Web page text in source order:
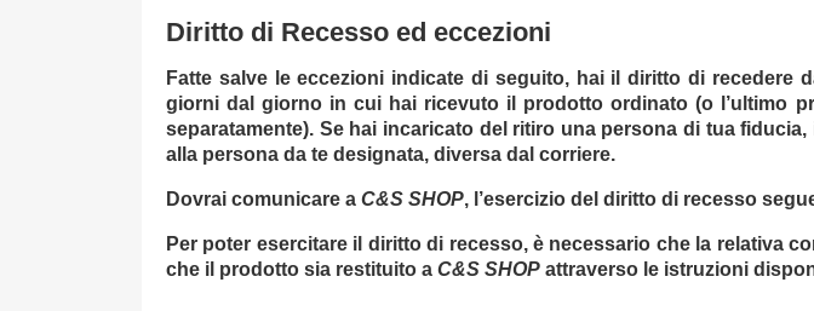
Diritto di Recesso ed eccezioni
Fatte salve le eccezioni indicate di seguito, hai il diritto di recedere
giorni dal giorno in cui hai ricevuto il prodotto ordinato (o l’ultimo
separatamente). Se hai incaricato del ritiro una persona di tua
alla persona da te designata, diversa dal corriere.
Dovrai comunicare a C&S SHOP, l’esercizio del diritto di recesso
Per poter esercitare il diritto di recesso, è necessario che la relativa
che il prodotto sia restituito a C&S SHOP attraverso le istruzioni